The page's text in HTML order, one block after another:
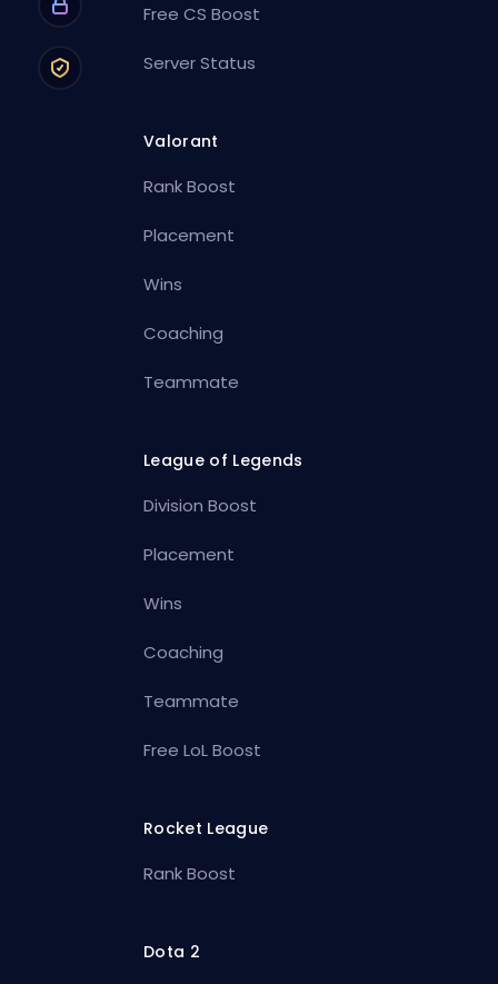
Free CS Boost
Server Status
Valorant
Rank Boost
Placement
Wins
Coaching
Teammate
League of Legends
Division Boost
Placement
Wins
Coaching
Teammate
Free LoL Boost
Rocket League
Rank Boost
Dota 2